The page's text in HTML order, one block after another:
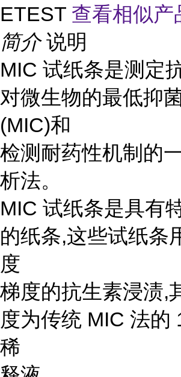
ETEST 查看相似
简介 说明
MIC 试纸条是测定
对微生物的最低抑
(MIC)和
检测耐药性机制的
析法。
MIC 试纸条是具有
的纸条,这些试纸条
度
梯度的抗生素浸渍,
度为传统 MIC 法的
稀